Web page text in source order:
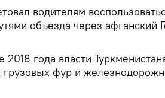
водителям
объезда через афганский
2018 года власти
грузовых фур и